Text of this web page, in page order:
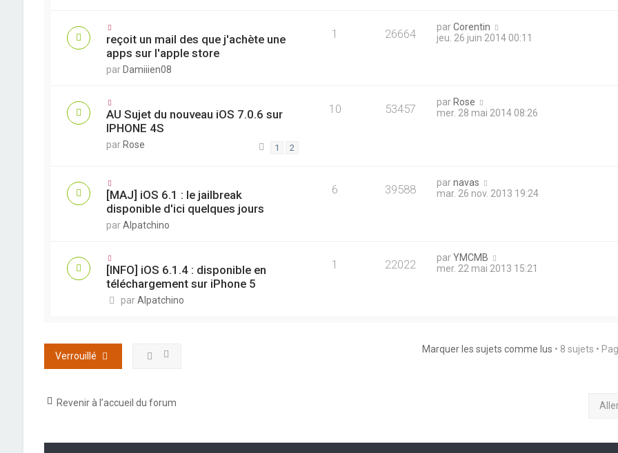
reçoit un mail des que j'achète une
apps sur l'apple store
par Damiiien08
1 26664 parCorentin
jeu. 26 juin 2014 00:11
AU Sujet du nouveau iOS 7.0.6 sur
IPHONE 4S
par Rose 1 2
10 53457 par Rose
mer. 28 mai 2014 08:26
[MAJ] iOS 6.1 : le jailbreak
disponible d'ici quelques jours
parAlpatchino
6 39588 parnavas
mar. 26 nov. 2013 19:24
[INFO] iOS 6.1.4 : disponible en
téléchargement sur iPhone 5
parAlpatchino
1 22022 parYMCMB
mer. 22 mai 2013 15:21
Verrouillé
Marquer les sujets comme lus • 8 sujets •
Revenir à l’accueil du forum